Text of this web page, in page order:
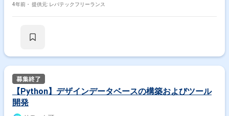
PHP7(CakePHP)
4年前・ 提供元: レバテックフリーランス
【Python】デザインデータベースの構築およびツール
開発